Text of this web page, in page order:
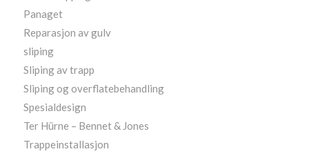
Panaget
Reparasjon av gulv
sliping
Sliping av trapp
Sliping og overflatebehandling
Spesialdesign
Ter Hürne – Bennet & Jones
Trappeinstallasjon